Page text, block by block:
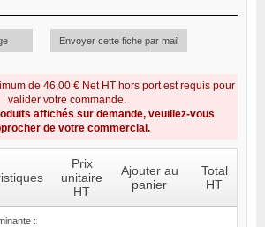
Envoyer cette fiche par mail
de 46,00 € Net HT hors port est requis pour
valider votre commande.
affichés sur demande, veuillez-vous
de votre commercial.
Prix
unitaire
HT
Ajouter au
panier
Total
HT
: